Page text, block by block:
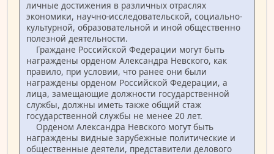
личные достижения в различных отраслях
экономики, научно-исследовательской, социально-
культурной, образовательной и иной общественно
полезной деятельности.
Граждане Российской Федерации могут быть
награждены орденом Александра Невского, как
правило, при условии, что ранее они были
награждены орденом Российской Федерации, а
лица, замещающие должности государственной
службы, должны иметь также общий стаж
государственной службы не менее 20 лет.
Орденом Александра Невского могут быть
награждены видные зарубежные политические и
общественные деятели, представители делового